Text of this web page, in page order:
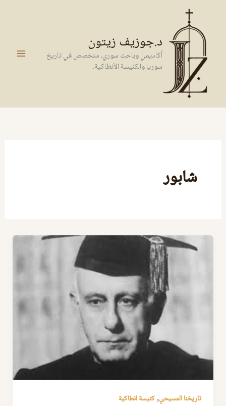
المحتوى
د.جوزيف زيتون
أكاديمي وباحث سوري، متخصص في تاريخ
سوريا والكنيسة الأنطاكية.
شابور
تاريخنا المسيحي,كنيسة انطاكية